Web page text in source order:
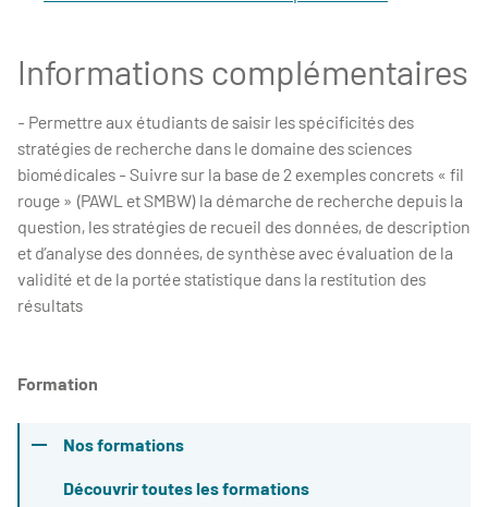
Informations complémentaires
- Permettre aux étudiants de saisir les spécificités des
stratégies de recherche dans le domaine des sciences
biomédicales - Suivre sur la base de 2 exemples concrets « fil
rouge » (PAWL et SMBW) la démarche de recherche depuis la
question, les stratégies de recueil des données, de description
et d’analyse des données, de synthèse avec évaluation de la
validité et de la portée statistique dans la restitution des
résultats
Formation
Nos formations
Découvrir toutes les formations